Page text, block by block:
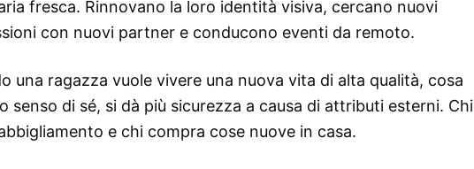
fresca. Rinnovano la loro identità visiva, cercano nuovi
con nuovi partner e conducono eventi da remoto.
una ragazza vuole vivere una nuova vita di alta qualità, cosa
senso di sé, si dà più sicurezza a causa di attributi esterni. Chi
e chi compra cose nuove in casa.